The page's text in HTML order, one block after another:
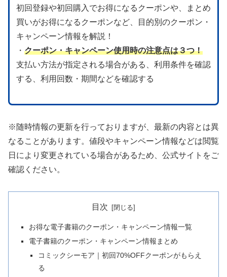
初回登録や初回購入でお得になるクーポンや、まとめ
買いがお得になるクーポンなど、目的別のクーポン・
キャンペーン情報を解説！
・ クーポン・キャンペーン使用時の注意点は３つ！
支払い方法が指定される場合がある、利用条件を確認
する、利用回数・期間などを確認する
※随時情報の更新を行っておりますが、最新の内容とは異
なることがあります。値段やキャンペーン情報などは閲覧
日により変更されている場合があるため、公式サイトをご
確認ください。
目次
お得な電子書籍のクーポン・キャンペーン情報一覧
電子書籍のクーポン・キャンペーン情報まとめ
コミックシーモア｜初回70%OFFクーポンがもらえ
る